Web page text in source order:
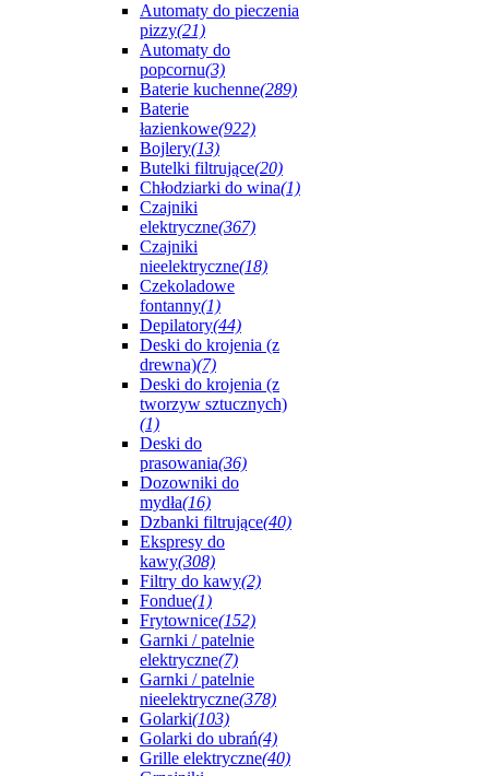
Automaty do pieczenia
pizzy(21)
Automaty do
popcornu(3)
Baterie kuchenne(289)
Baterie
łazienkowe(922)
Bojlery(13)
Butelki filtrujące(20)
Chłodziarki do wina(1)
Czajniki
elektryczne(367)
Czajniki
nieelektryczne(18)
Czekoladowe
fontanny(1)
Depilatory(44)
Deski do krojenia (z
drewna)(7)
Deski do krojenia (z
tworzyw sztucznych)
(1)
Deski do
prasowania(36)
Dozowniki do
mydła(16)
Dzbanki filtrujące(40)
Ekspresy do
kawy(308)
Filtry do kawy(2)
Fondue(1)
Frytownice(152)
Garnki / patelnie
elektryczne(7)
Garnki / patelnie
nieelektryczne(378)
Golarki(103)
Golarki do ubrań(4)
Grille elektryczne(40)